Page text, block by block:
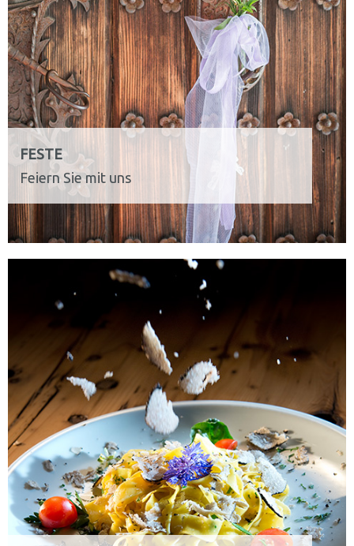
FESTE
Feiern Sie mit uns